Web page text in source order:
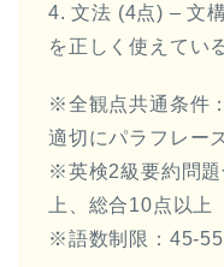
4. 文法 (4点) – 文
を正しく使えてい
※全観点共通条件
適切にパラフレー
※英検2級要約問題
上、総合10点以上
※語数制限：45-55